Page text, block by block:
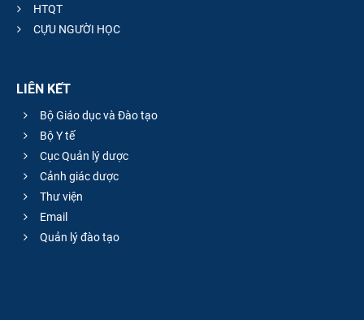
HTQT
CỰU NGƯỜI HỌC
LIÊN KẾT
Bộ Giáo dục và Đào tạo
Bộ Y tế
Cục Quản lý dược
Cảnh giác dược
Thư viện
Email
Quản lý đào tạo